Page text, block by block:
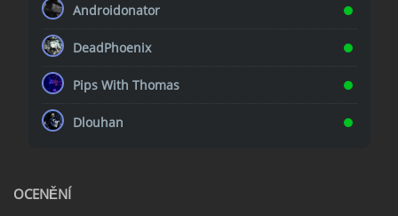
Androidonator
DeadPhoenix
Pips With Thomas
Dlouhan
OCENĚNÍ